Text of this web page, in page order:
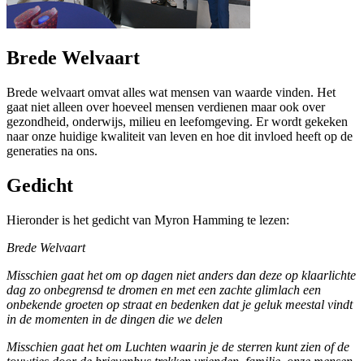
Brede Welvaart
Brede welvaart omvat alles wat mensen van waarde vinden. Het
gaat niet alleen over hoeveel mensen verdienen maar ook over
gezondheid, onderwijs, milieu en leefomgeving. Er wordt gekeken
naar onze huidige kwaliteit van leven en hoe dit invloed heeft op de
generaties na ons.
Gedicht
Hieronder is het gedicht van Myron Hamming te lezen:
Brede Welvaart
Misschien gaat het om op dagen niet anders dan deze op klaarlichte
dag zo onbegrensd te dromen en met een zachte glimlach een
onbekende groeten op straat en bedenken dat je geluk meestal vindt
in de momenten in de dingen die we delen
Misschien gaat het om Luchten waarin je de sterren kunt zien of de